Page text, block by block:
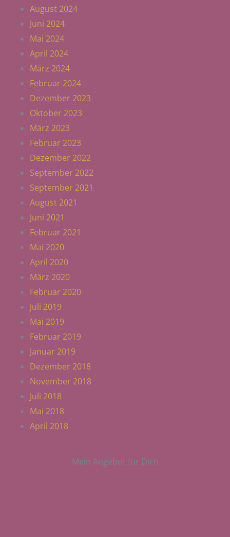
August 2024
Juni 2024
Mai 2024
April 2024
März 2024
Februar 2024
Dezember 2023
Oktober 2023
März 2023
Februar 2023
Dezember 2022
September 2022
September 2021
August 2021
Juni 2021
Februar 2021
Mai 2020
April 2020
März 2020
Februar 2020
Juli 2019
Mai 2019
Februar 2019
Januar 2019
Dezember 2018
November 2018
Juli 2018
Mai 2018
April 2018
Mein Angebot für Dich